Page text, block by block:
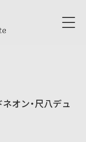
オン・尺八デュ